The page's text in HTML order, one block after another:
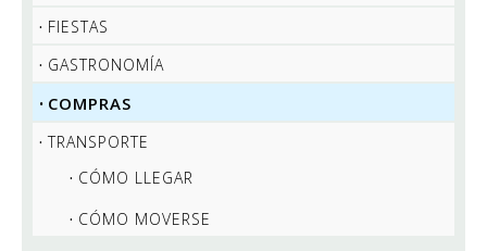
FIESTAS
GASTRONOMÍA
COMPRAS
TRANSPORTE
CÓMO LLEGAR
CÓMO MOVERSE